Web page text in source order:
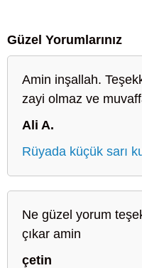
Güzel Yorumlarınız
Amin inşallah.
zayi olmaz ve
Ali A.
Rüyada küçük sarı
Ne güzel yorum
çıkar amin
çetin